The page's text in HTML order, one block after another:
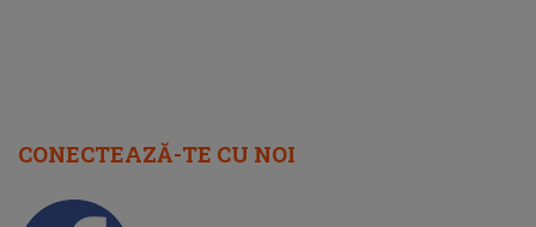
CONECTEAZĂ-TE CU NOI